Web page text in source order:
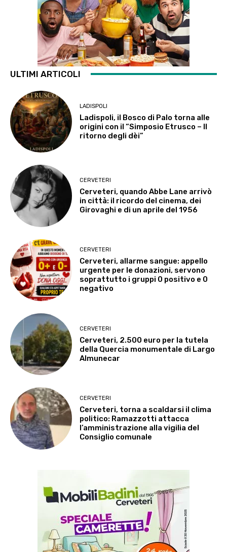
ULTIMI ARTICOLI
LADISPOLI
Ladispoli, il Bosco di Palo torna alle
origini con il “Simposio Etrusco – Il
ritorno degli dèi”
CERVETERI
Cerveteri, quando Abbe Lane arrivò
in città: il ricordo del cinema, dei
Girovaghi e di un aprile del 1956
CERVETERI
Cerveteri, allarme sangue: appello
urgente per le donazioni, servono
soprattutto i gruppi 0 positivo e 0
negativo
CERVETERI
Cerveteri, 2.500 euro per la tutela
della Quercia monumentale di Largo
Almunecar
CERVETERI
Cerveteri, torna a scaldarsi il clima
politico: Ramazzotti attacca
l’amministrazione alla vigilia del
Consiglio comunale